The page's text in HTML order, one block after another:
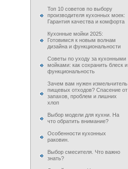
Топ 10 советов по выбору
производителя кухонных моек:
Гарантия качества и комфорта
Кухонные мойки 2025:
Готовимся к новым волнам
дизайна и функциональности
Советы по уходу за кухонными
мойками: как сохранить блеск и
функциональность
Зачем вам нужен измельчитель
пищевых отходов? Спасение от
запахов, проблем и лишних
хлоп
Выбор модели для кухни. На
что обратить внимание?
Особенности кухонных
раковин.
Выбор смесителя. Что важно
знать?
© 2009–2026